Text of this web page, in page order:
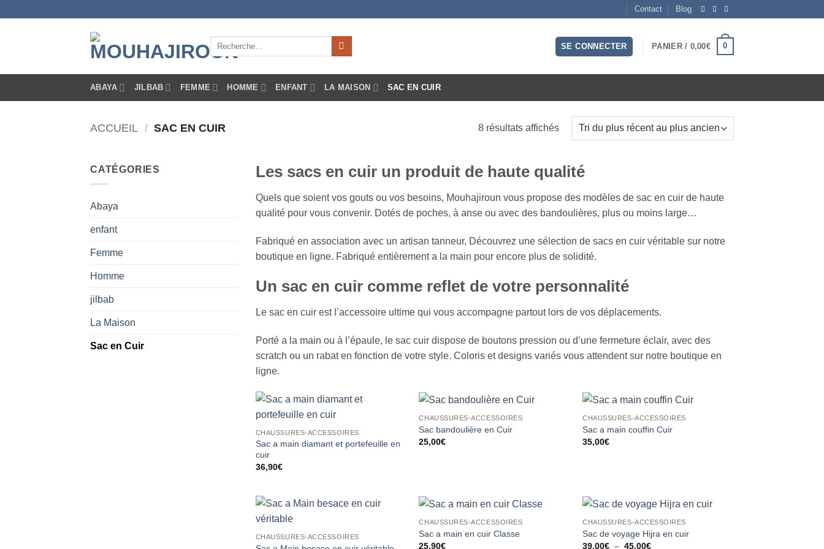
Contact Blog
Recherche
SE CONNECTER PANIER / 0,00€ 0
ABAYA JILBAB FEMME HOMME ENFANT LA MAISON SAC EN CUIR
ACCUEIL / SAC EN CUIR 8 résultats affichésTrié
récent
plus
ancien
CATÉGORIES
Abaya
enfant
Femme
Homme
jilbab
La Maison
Sac en Cuir
Les sacs en cuir un produit de haute qualité
Quels que soient vos gouts ou vos besoins, Mouhajiroun vous propose des modèles de sac en cuir de haute
qualité pour vous convenir. Dotés de poches, à anse ou avec des bandoulières, plus ou moins large…
Fabriqué en association avec un artisan tanneur, Découvrez une sélection de sacs en cuir véritable sur notre
boutique en ligne. Fabriqué entièrement a la main pour encore plus de solidité.
Un sac en cuir comme reflet de votre personnalité
Le sac en cuir est l’accessoire ultime qui vous accompagne partout lors de vos déplacements.
Porté a la main ou à l’épaule, le sac cuir dispose de boutons pression ou d’une fermeture éclair, avec des
scratch ou un rabat en fonction de votre style. Coloris et designs variés vous attendent sur notre boutique en
ligne.
d’envies
CHAUSSURES-ACCESSOIRES
Sac a main diamant et portefeuille en
cuir
36,90€
CHAUSSURES-ACCESSOIRES
Sac bandoulière en Cuir
25,00€
CHAUSSURES-ACCESSOIRES
Sac a main couffin Cuir
35,00€
d’envies
CHAUSSURES-ACCESSOIRES
CHAUSSURES-ACCESSOIRES
Sac a main en cuir Classe
25,90€
CHAUSSURES-ACCESSOIRES
Sac de voyage Hijra en cuir
39,00€ – 45,00€Plage